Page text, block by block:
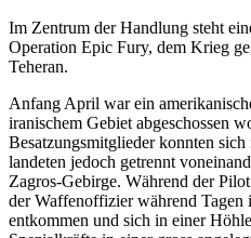
Im Zentrum der Handlung steht
Operation Epic Fury, dem Krieg
Teheran.
Anfang April war ein
iranischem Gebiet abgeschossen
Besatzungsmitglieder konnten
landeten jedoch getrennt
Zagros-Gebirge. Während der
der Waffenoffizier während Tagen
entkommen und sich in einer